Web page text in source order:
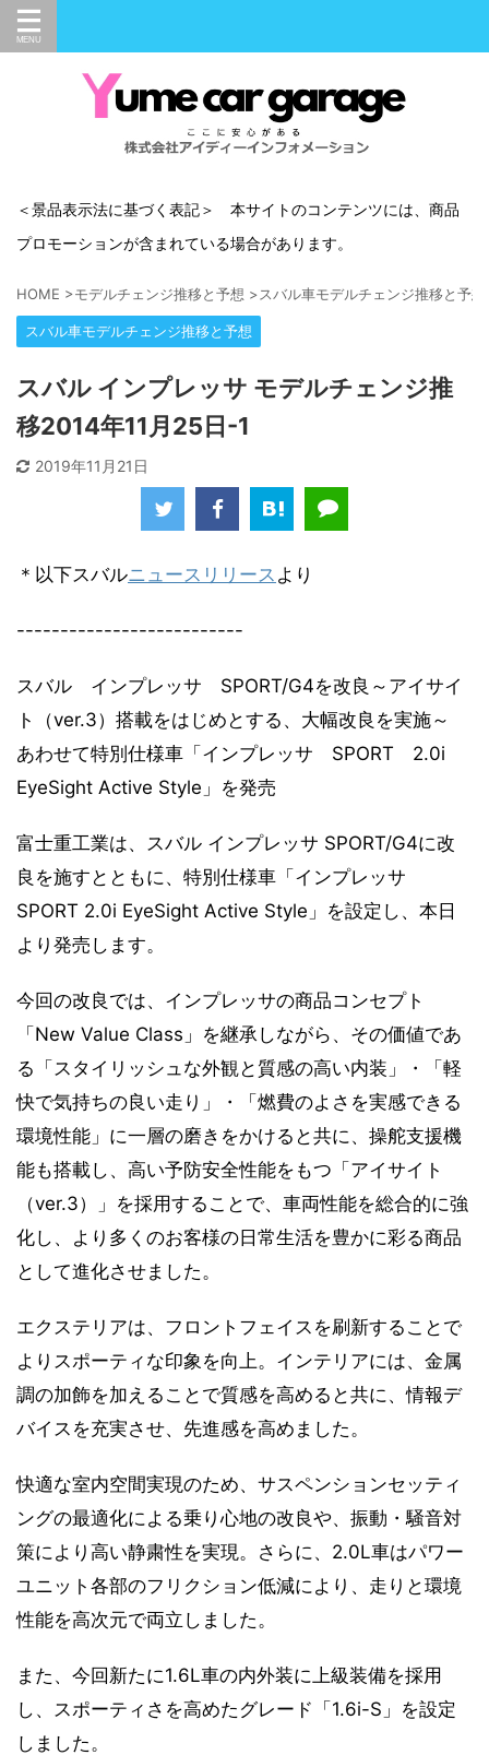
＜景品表示法に基づく表記＞ 本サイトのコンテンツには、商品
プロモーションが含まれている場合があります。
HOME >モデルチェンジ推移と予想 >スバル車モデルチェンジ推移と予想
スバル車モデルチェンジ推移と予想
スバル インプレッサ モデルチェンジ推
移2014年11月25日-1
2019年11月21日
＊以下スバルニュースリリース より
--------------------------
スバル インプレッサ SPORT/G4を改良～アイサイ
ト（ver.3）搭載をはじめとする、大幅改良を実施～
あわせて特別仕様車「インプレッサ SPORT 2.0i
EyeSight Active Style」を発売
富士重工業は、スバル インプレッサ SPORT/G4に改
良を施すとともに、特別仕様車「インプレッサ
SPORT 2.0i EyeSight Active Style」を設定し、本日
より発売します。
今回の改良では、インプレッサの商品コンセプト
「New Value Class」を継承しながら、その価値であ
る「スタイリッシュな外観と質感の高い内装」・「軽
快で気持ちの良い走り」・「燃費のよさを実感できる
環境性能」に一層の磨きをかけると共に、操舵支援機
能も搭載し、高い予防安全性能をもつ「アイサイト
（ver.3）」を採用することで、車両性能を総合的に強
化し、より多くのお客様の日常生活を豊かに彩る商品
として進化させました。
エクステリアは、フロントフェイスを刷新することで
よりスポーティな印象を向上。インテリアには、金属
調の加飾を加えることで質感を高めると共に、情報デ
バイスを充実させ、先進感を高めました。
快適な室内空間実現のため、サスペンションセッティ
ングの最適化による乗り心地の改良や、振動・騒音対
策により高い静粛性を実現。さらに、2.0L車はパワー
ユニット各部のフリクション低減により、走りと環境
性能を高次元で両立しました。
また、今回新たに1.6L車の内外装に上級装備を採用
し、スポーティさを高めたグレード「1.6i-S」を設定
しました。